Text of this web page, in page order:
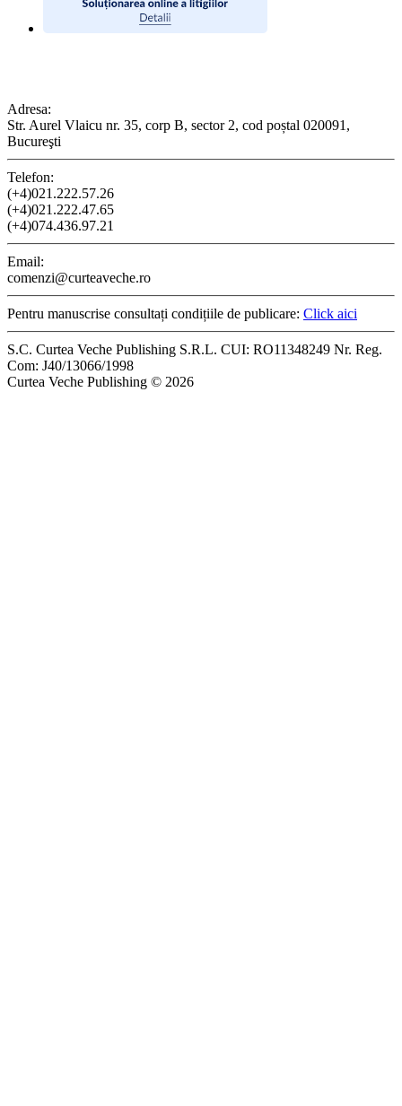
Adresa:
Str. Aurel Vlaicu nr. 35, corp B, sector 2, cod poștal 020091,
Bucureşti
Telefon:
(+4)021.222.57.26
(+4)021.222.47.65
(+4)074.436.97.21
Email:
comenzi@curteaveche.ro
Pentru manuscrise consultați condițiile de publicare: Click aici
S.C. Curtea Veche Publishing S.R.L. CUI: RO11348249 Nr. Reg.
Com: J40/13066/1998
Curtea Veche Publishing © 2026